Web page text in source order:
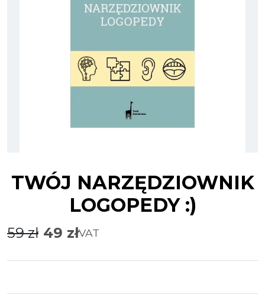
TWÓJ NARZĘDZIOWNIK
LOGOPEDY :)
59zł 49 złVAT